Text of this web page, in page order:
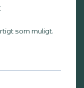
som muligt.